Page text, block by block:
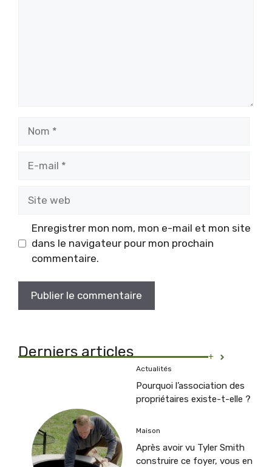
mail
web
Enregistrer mon nom, mon e-mail et mon site
dans le navigateur pour mon prochain
commentaire.
Derniers articles +
Actualités
Pourquoi l’association des
propriétaires existe-t-elle ?
Maison
Après avoir vu Tyler Smith
construire ce foyer, vous en